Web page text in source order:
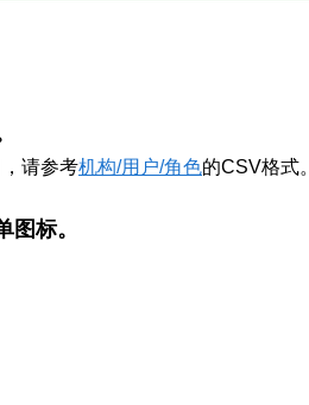
请参考机构/用户/角色的CSV格式
标。